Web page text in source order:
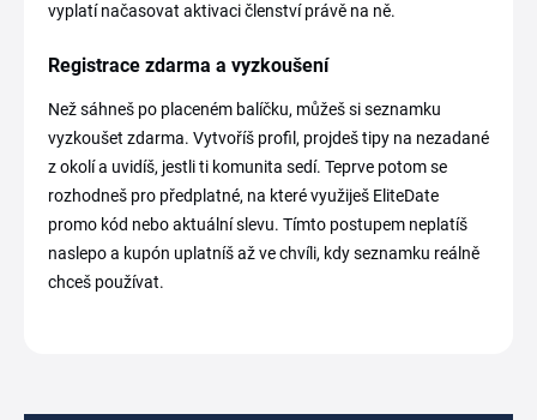
vyplatí načasovat aktivaci členství právě na ně.
Registrace zdarma a vyzkoušení
Než sáhneš po placeném balíčku, můžeš si seznamku
vyzkoušet zdarma. Vytvoříš profil, projdeš tipy na nezadané
z okolí a uvidíš, jestli ti komunita sedí. Teprve potom se
rozhodneš pro předplatné, na které využiješ EliteDate
promo kód nebo aktuální slevu. Tímto postupem neplatíš
naslepo a kupón uplatníš až ve chvíli, kdy seznamku reálně
chceš používat.